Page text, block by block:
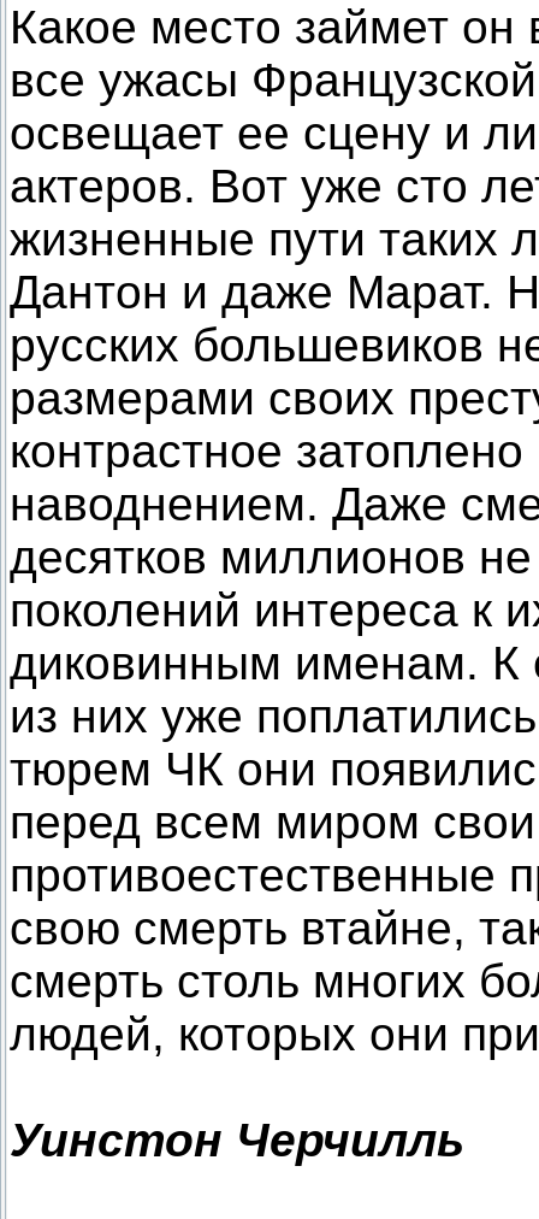
Какое место займет
все ужасы
освещает ее сцену и
актеров. Вот уже сто
жизненные пути таких
Дантон и даже Марат.
русских большевиков
размерами своих
контрастное
наводнением. Даже
десятков миллионов
поколений интереса к
диковинным именам. К
из них уже
тюрем ЧК они
перед всем миром
противоестественные
свою смерть втайне,
смерть столь многих
людей, которых они
Уинстон Черчилль